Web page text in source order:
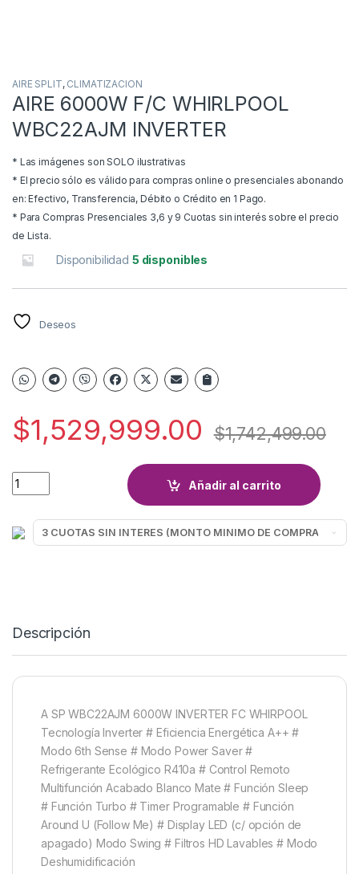
AIRE SPLIT, CLIMATIZACION
AIRE 6000W F/C WHIRLPOOL
WBC22AJM INVERTER
* Las imágenes son SOLO ilustrativas
* El precio sólo es válido para compras online o presenciales abonando
en: Efectivo, Transferencia, Débito o Crédito en 1 Pago.
* Para Compras Presenciales 3,6 y 9 Cuotas sin interés sobre el precio
de Lista.
Disponibilidad 5 disponibles
Deseos
$1,529,999.00 $1,742,499.00
AIRE 6000W F/C WHIRLPOOL WBC22AJM INVERTER quantity
Añadir al carrito
Descripción
A SP WBC22AJM 6000W INVERTER FC WHIRPOOL
Tecnología Inverter # Eficiencia Energética A++ #
Modo 6th Sense # Modo Power Saver #
Refrigerante Ecológico R410a # Control Remoto
Multifunción Acabado Blanco Mate # Función Sleep
# Función Turbo # Timer Programable # Función
Around U (Follow Me) # Display LED (c/ opción de
apagado) Modo Swing # Filtros HD Lavables # Modo
Deshumidificación